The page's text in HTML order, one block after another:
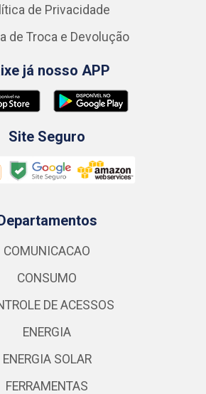
de Privacidade
de Troca e Devolução
já nosso APP
Site Seguro
COMUNICACAO
CONSUMO
DE ACESSOS
ENERGIA
ENERGIA SOLAR
FERRAMENTAS